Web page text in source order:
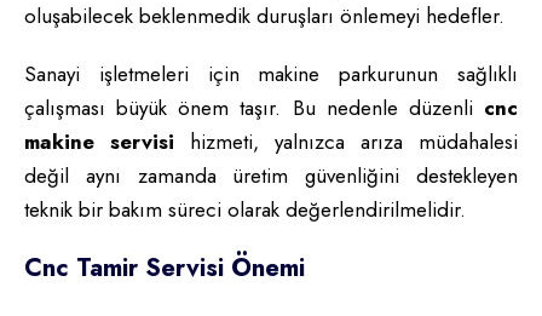
oluşabilecek beklenmedik duruşları önlemeyi hedefler.
Sanayi işletmeleri için makine parkurunun sağlıklı
çalışması büyük önem taşır. Bu nedenle düzenli cnc
makine servisi hizmeti, yalnızca arıza müdahalesi
değil aynı zamanda üretim güvenliğini destekleyen
teknik bir bakım süreci olarak değerlendirilmelidir.
Cnc Tamir Servisi Önemi